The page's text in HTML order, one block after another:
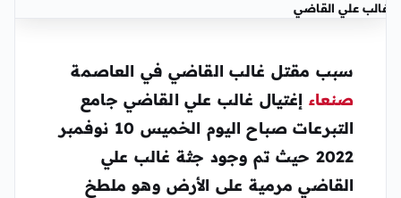
غالب علي القاضي
سبب مقتل غالب القاضيفي العاصمة
صنعاء إغتيال غالب علي القاضي جامع
التبرعات صباح اليوم الخميس 10 نوفمبر
2022 حيث تم وجود
جثة غالب علي
القاضيمرمية على الأرض وهو ملطخ